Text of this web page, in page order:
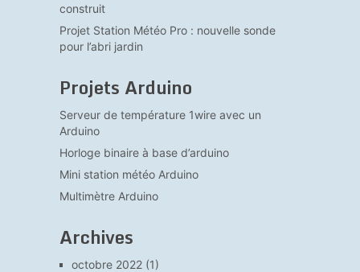
construit
Projet Station Météo Pro : nouvelle sonde
pour l’abri jardin
Projets Arduino
Serveur de température 1wire avec un
Arduino
Horloge binaire à base d’arduino
Mini station météo Arduino
Multimètre Arduino
Archives
octobre 2022(1)